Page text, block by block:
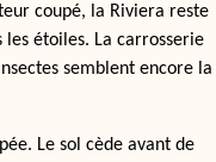
coupé, la Riviera reste
étoiles. La carrosserie
semblent encore la
Le sol cède avant de